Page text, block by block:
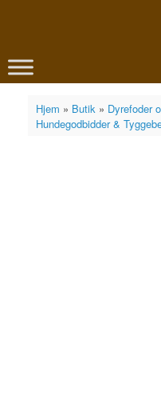
Hjem » Butik» Dyrefoder
Hundegodbidder &